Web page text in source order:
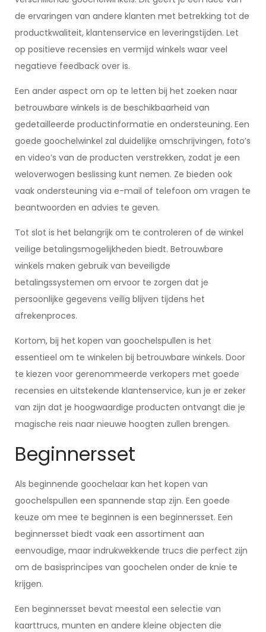
de ervaringen van andere klanten met betrekking tot de
productkwaliteit, klantenservice en leveringstijden. Let
op positieve recensies en vermijd winkels waar veel
negatieve feedback over is.
Een ander aspect om op te letten bij het zoeken naar
betrouwbare winkels is de beschikbaarheid van
gedetailleerde productinformatie en ondersteuning. Een
goede goochelwinkel zal duidelijke omschrijvingen, foto’s
en video’s van de producten verstrekken, zodat je een
weloverwogen beslissing kunt nemen. Ze bieden ook
vaak ondersteuning via e-mail of telefoon om vragen te
beantwoorden en advies te geven.
Tot slot is het belangrijk om te controleren of de winkel
veilige betalingsmogelijkheden biedt. Betrouwbare
winkels maken gebruik van beveiligde
betalingssystemen om ervoor te zorgen dat je
persoonlijke gegevens veilig blijven tijdens het
afrekenproces.
Kortom, bij het kopen van goochelspullen is het
essentieel om te winkelen bij betrouwbare winkels. Door
te kiezen voor gerenommeerde verkopers met goede
recensies en uitstekende klantenservice, kun je er zeker
van zijn dat je hoogwaardige producten ontvangt die je
magische reis naar nieuwe hoogten zullen brengen.
Beginnersset
Als beginnende goochelaar kan het kopen van
goochelspullen een spannende stap zijn. Een goede
keuze om mee te beginnen is een beginnersset. Een
beginnersset biedt vaak een assortiment aan
eenvoudige, maar indrukwekkende trucs die perfect zijn
om de basisprincipes van goochelen onder de knie te
krijgen.
Een beginnersset bevat meestal een selectie van
kaarttrucs, munten en andere kleine objecten die